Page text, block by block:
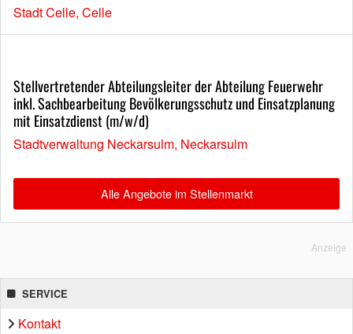
Stadt Celle, Celle
Stellvertretender Abteilungsleiter der Abteilung Feuerwehr
inkl. Sachbearbeitung Bevölkerungsschutz und Einsatzplanung
mit Einsatzdienst (m/w/d)
Stadtverwaltung Neckarsulm, Neckarsulm
Alle Angebote im Stellenmarkt
Anzeige
SERVICE
Kontakt